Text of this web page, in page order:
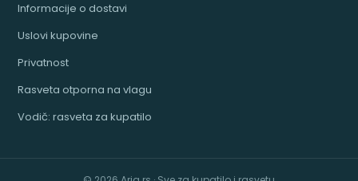
Informacije o dostavi
Uslovi kupovine
Privatnost
Rasveta otporna na vlagu
Vodič: rasveta za kupatilo